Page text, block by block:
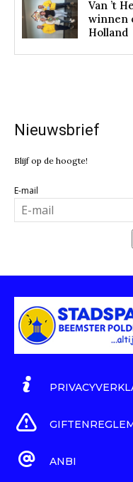
Van ’t
winnen
Holland
Nieuwsbrief
Blijf op de hoogte!
E-mail
ANBI